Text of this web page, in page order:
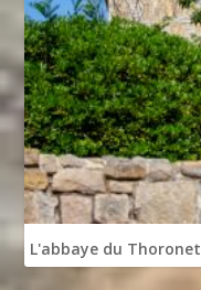
L'abbaye du Thoronet